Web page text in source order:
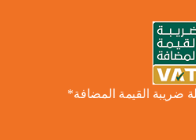
ضريبة القيمة المضافة*